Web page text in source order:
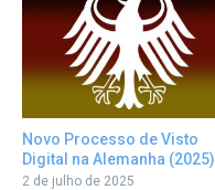
Novo Processo de Visto
Digital na Alemanha (2025)
2 de julho de 2025